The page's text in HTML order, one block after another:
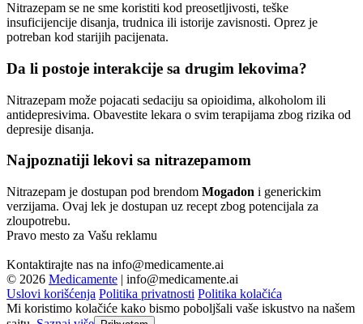
Nitrazepam se ne sme koristiti kod preosetljivosti, teške
insuficijencije disanja, trudnica ili istorije zavisnosti. Oprez je
potreban kod starijih pacijenata.
Da li postoje interakcije sa drugim lekovima?
Nitrazepam može pojacati sedaciju sa opioidima, alkoholom ili
antidepresivima. Obavestite lekara o svim terapijama zbog rizika od
depresije disanja.
Najpoznatiji lekovi sa nitrazepamom
Nitrazepam je dostupan pod brendom Mogadon i generickim
verzijama. Ovaj lek je dostupan uz recept zbog potencijala za
zloupotrebu.
Pravo mesto za Vašu reklamu
Kontaktirajte nas na info@medicamente.ai
© 2026 Medicamente | info@medicamente.ai
Uslovi korišćenja Politika privatnosti Politika kolačića
Mi koristimo kolačiće kako bismo poboljšali vaše iskustvo na našem